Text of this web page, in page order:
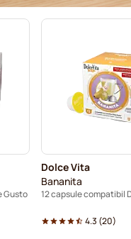
Gusto
Dolce Vita
Bananita
12 capsule compatibil
4.3 (20)